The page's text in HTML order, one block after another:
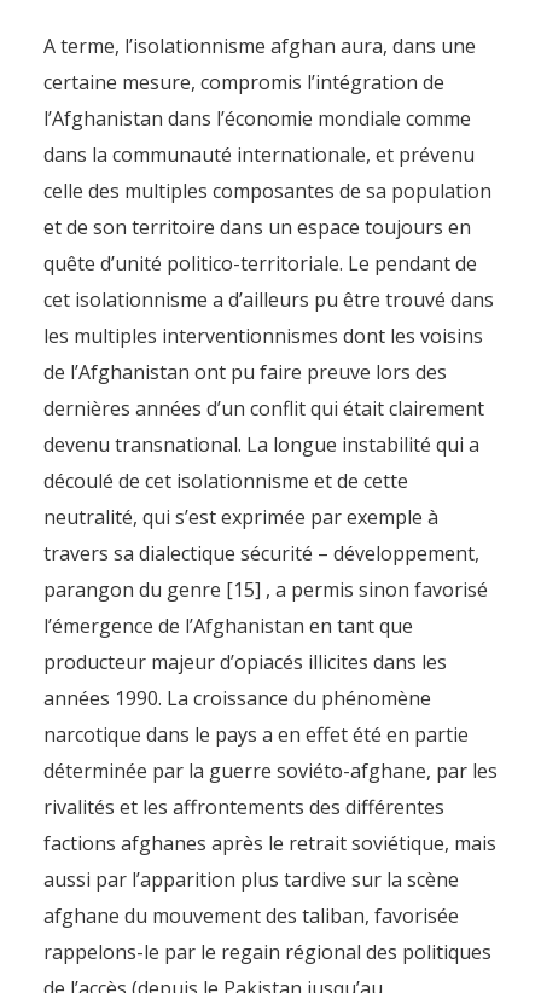
A terme, l’isolationnisme afghan aura, dans une
certaine mesure, compromis l’intégration de
l’Afghanistan dans l’économie mondiale comme
dans la communauté internationale, et prévenu
celle des multiples composantes de sa population
et de son territoire dans un espace toujours en
quête d’unité politico-territoriale. Le pendant de
cet isolationnisme a d’ailleurs pu être trouvé dans
les multiples interventionnismes dont les voisins
de l’Afghanistan ont pu faire preuve lors des
dernières années d’un conflit qui était clairement
devenu transnational. La longue instabilité qui a
découlé de cet isolationnisme et de cette
neutralité, qui s’est exprimée par exemple à
travers sa dialectique sécurité – développement,
parangon du genre [15] , a permis sinon favorisé
l’émergence de l’Afghanistan en tant que
producteur majeur d’opiacés illicites dans les
années 1990. La croissance du phénomène
narcotique dans le pays a en effet été en partie
déterminée par la guerre soviéto-afghane, par les
rivalités et les affrontements des différentes
factions afghanes après le retrait soviétique, mais
aussi par l’apparition plus tardive sur la scène
afghane du mouvement des taliban, favorisée
rappelons-le par le regain régional des politiques